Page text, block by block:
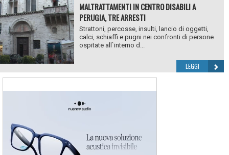
MALTRATTAMENTI IN CENTRO DISABILI A
PERUGIA, TRE ARRESTI
Strattoni, percosse, insulti, lancio di oggetti,
calci, schiaffi e pugni nei confronti di persone
ospitate all`interno d...
LEGGI